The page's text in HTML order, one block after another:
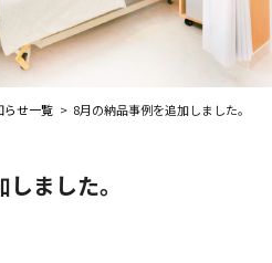
ました。
らせ一覧 8月の納品事例を追加しました。